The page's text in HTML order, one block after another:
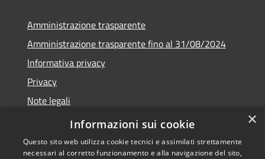
Amministrazione trasparente
Amministrazione trasparente fino al 31/08/2024
Informativa privacy
Privacy
Note legali
Dichiarazione di accessibilità
×
Informazioni sui cookie
Questo sito web utilizza cookie tecnici e assimilati strettamente
necessari al corretto funzionamento e alla navigazione del sito,